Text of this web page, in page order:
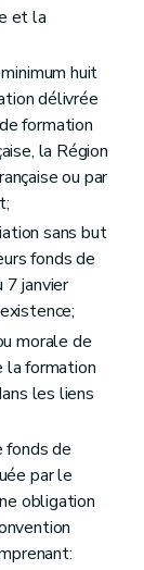
et la
huit
délivrée
formation
la Région
ou par
sans but
fonds de
7 janvier
morale de
la formation
les liens
de
par le
obligation